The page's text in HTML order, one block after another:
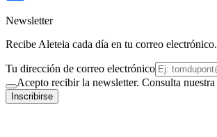
Newsletter
Recibe Aleteia cada día en tu correo electrónico.
Tu dirección de correo electrónico
Acepto recibir la newsletter. Consulta nuestra
Inscribirse